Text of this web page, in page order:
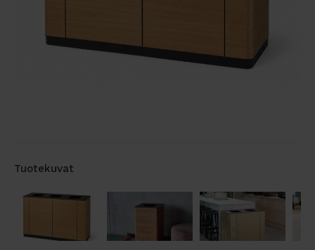
Tuotekuvat